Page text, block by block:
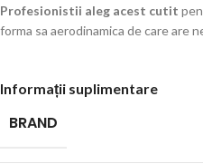
Profesionistii aleg acest cutit
forma sa aerodinamica de care are
Informații suplimentare
BRAND